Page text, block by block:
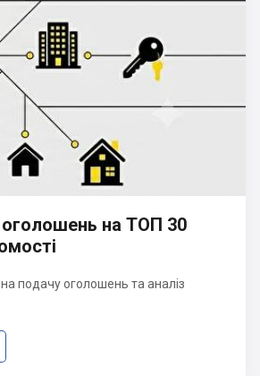
на ТОП 30
подачу оголошень та аналіз